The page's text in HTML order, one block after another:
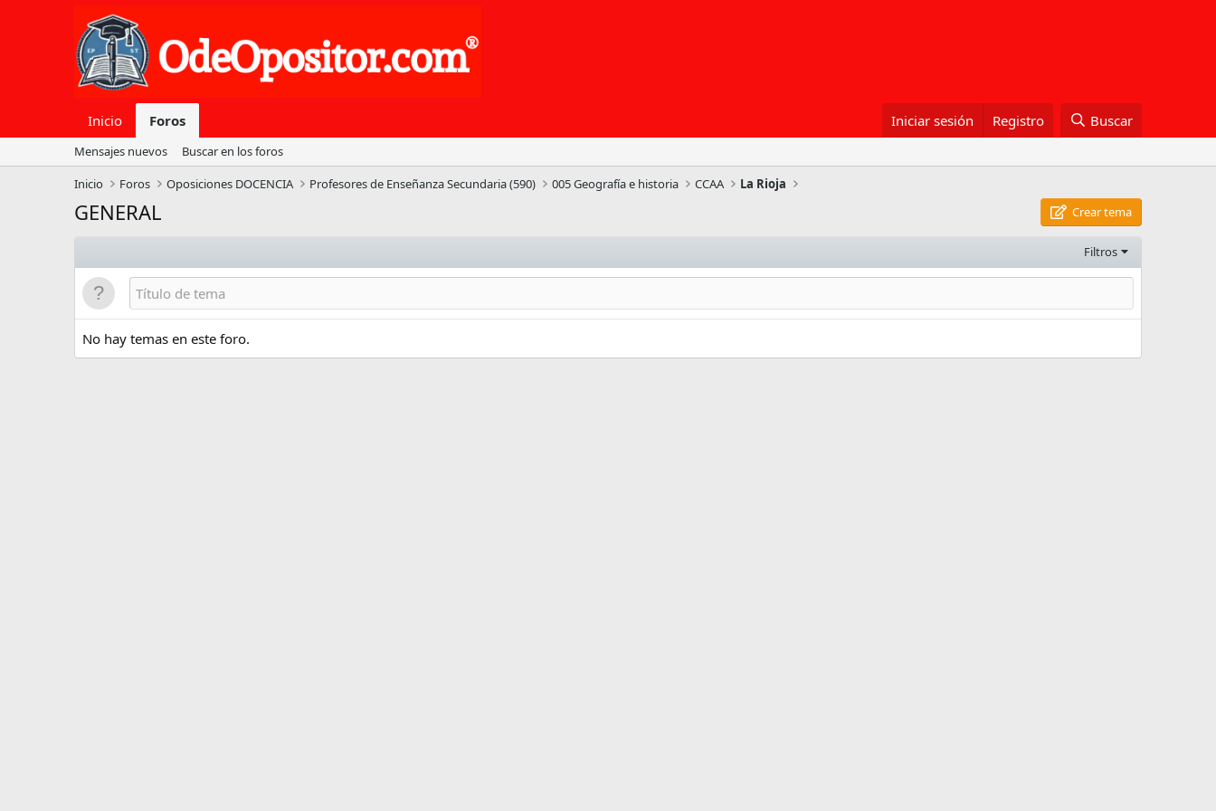
Inicio Foros Iniciar sesión Registro Buscar
Mensajes nuevos
Buscar en los foros
Inicio
Foros Oposiciones DOCENCIA Profesores de Enseñanza Secundaria (590) 005 Geografía e historia CCAA La Rioja
GENERAL Crear tema
Filtros
No hay temas en este foro.